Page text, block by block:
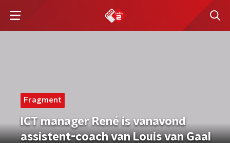
Fragment
ICT manager René is vanavond
assistent-coach van Louis van Gaal